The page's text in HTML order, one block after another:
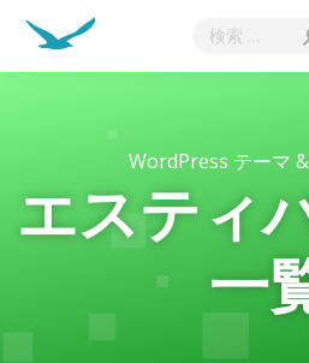
WordPress テーマ
エスティ
一